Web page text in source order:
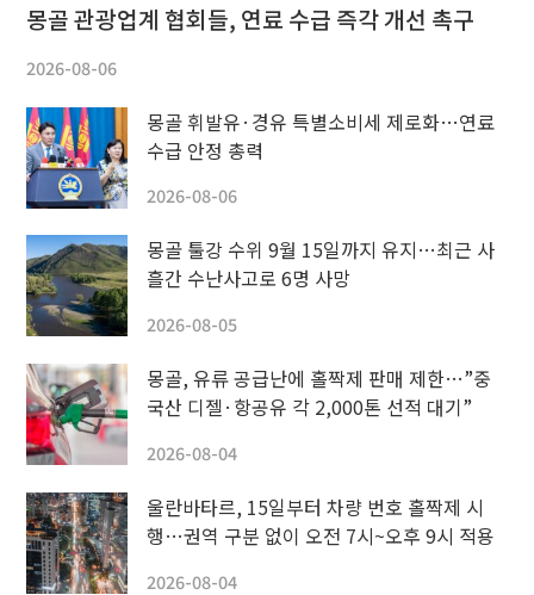
몽골 관광업계 협회들, 연료 수급 즉각 개선 촉구
2026-08-06
몽골 휘발유·경유 특별소비세 제로화…연료
수급 안정 총력
2026-08-06
몽골 툴강 수위 9월 15일까지 유지…최근 사
흘간 수난사고로 6명 사망
2026-08-05
몽골, 유류 공급난에 홀짝제 판매 제한…”중
국산 디젤·항공유 각 2,000톤 선적 대기”
2026-08-04
울란바타르, 15일부터 차량 번호 홀짝제 시
행…권역 구분 없이 오전 7시~오후 9시 적용
2026-08-04